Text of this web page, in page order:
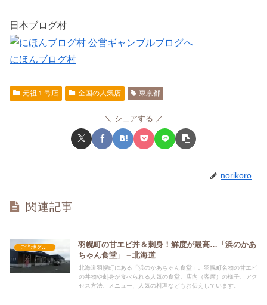
日本ブログ村
にほんブログ村
元祖１号店 全国の人気店 東京都
シェアする
norikoro
関連記事
羽幌町の甘エビ丼＆刺身！鮮度が最高…「浜のかあ
ちゃん食堂」－北海道
北海道羽幌町にある「浜のかあちゃん食堂」。羽幌町名物の甘エビ
の丼物や刺身が食べられる人気の食堂。店内（客席）の様子、アク
セス方法、メニュー、人気の料理などもお伝えしています。